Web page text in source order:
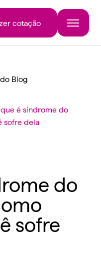
cotação
Blog
é síndrome do
sofre dela
do
sofre